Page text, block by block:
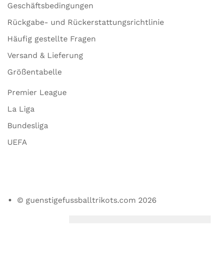
Geschäftsbedingungen
Rückgabe- und Rückerstattungsrichtlinie
Häufig gestellte Fragen
Versand & Lieferung
Größentabelle
Premier League
La Liga
Bundesliga
UEFA
© guenstigefussballtrikots.com 2026